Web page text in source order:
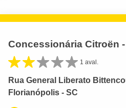
Concessionária Citroën
1 aval.
Rua General Liberato
Florianópolis - SC